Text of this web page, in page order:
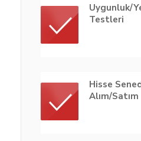
Uygunluk/
Testleri
Hisse
Alım/